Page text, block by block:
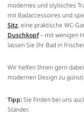
modernes und stylisches
mit Badaccessoires und
Sitz, eine praktische WC-
Duschkopf– mit wenigen
lassen Sie Ihr Bad in
Wir helfen Ihnen gern
modernen Design zu
Tipp:Sie finden bei uns
Ständer.